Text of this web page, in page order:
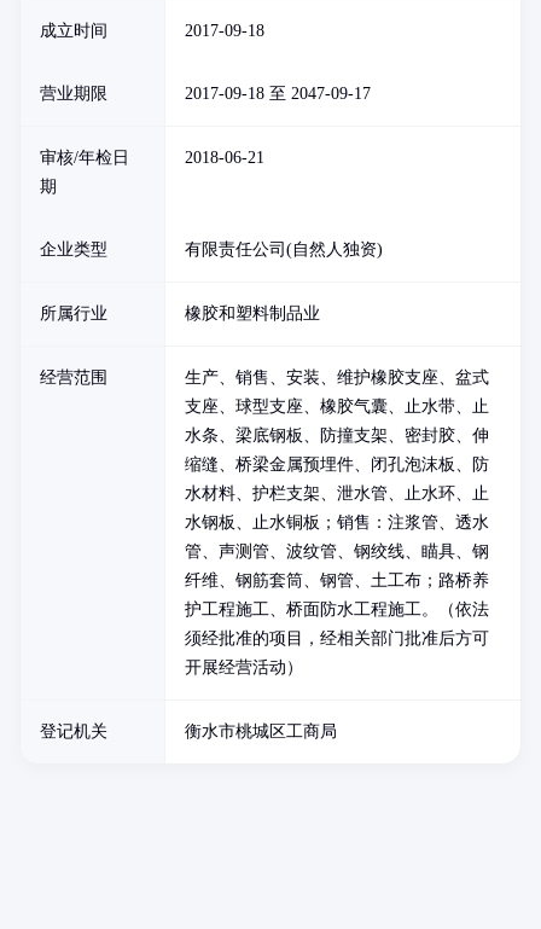
成立时间 2017-09-18
营业期限 2017-09-18 至 2047-09-17
审核/年检日
期
2018-06-21
企业类型 有限责任公司(自然人独资)
所属行业 橡胶和塑料制品业
经营范围
生产、销售、安装、维护橡胶支座、盆式
支座、球型支座、橡胶气囊、止水带、止
水条、梁底钢板、防撞支架、密封胶、伸
缩缝、桥梁金属预埋件、闭孔泡沫板、防
水材料、护栏支架、泄水管、止水环、止
水钢板、止水铜板；销售：注浆管、透水
管、声测管、波纹管、钢绞线、瞄具、钢
纤维、钢筋套筒、钢管、土工布；路桥养
护工程施工、桥面防水工程施工。（依法
须经批准的项目，经相关部门批准后方可
开展经营活动）
登记机关 衡水市桃城区工商局